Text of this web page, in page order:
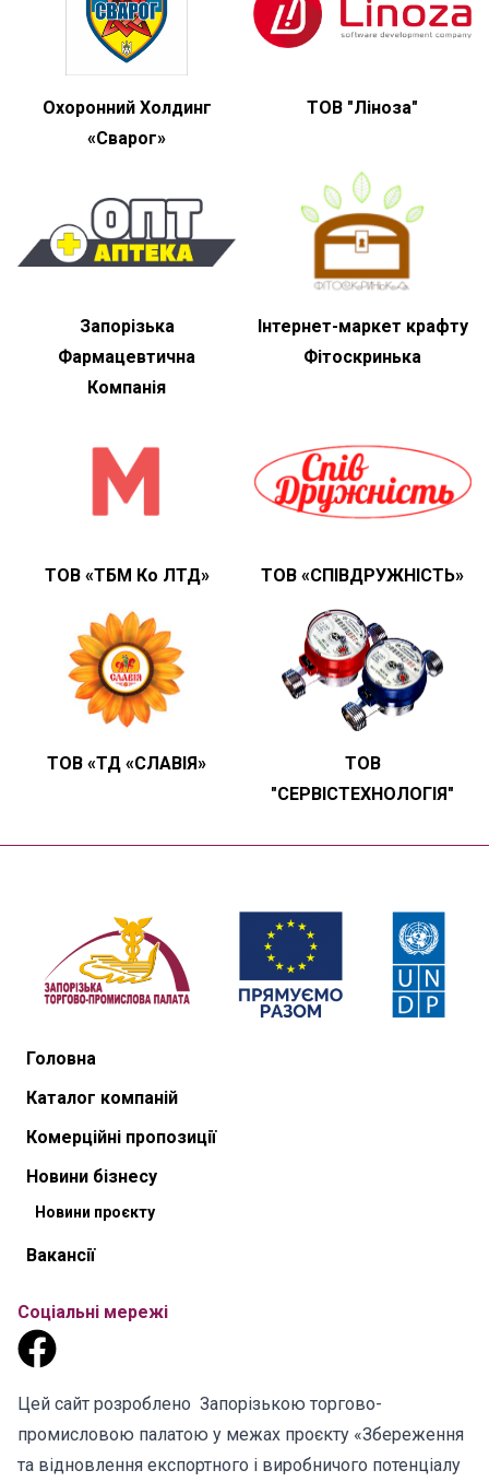
Охоронний Холдинг
«Сварог»
ТОВ "Ліноза"
Запорізька
Фармацевтична
Компанія
Інтернет-маркет крафту
Фітоскринька
ТОВ «ТБМ Ко ЛТД» ТОВ «СПІВДРУЖНІСТЬ»
ТОВ «ТД «СЛАВІЯ»
ТОВ
"СЕРВІСТЕХНОЛОГІЯ"
Головна
Каталог компаній
Комерційні пропозиції
Новини бізнесу
Новини проєкту
Вакансії
Соціальні мережі
Цей сайт розроблено Запорізькою торгово-
промисловою палатою у межах проєкту «Збереження
та відновлення експортного і виробничого потенціалу